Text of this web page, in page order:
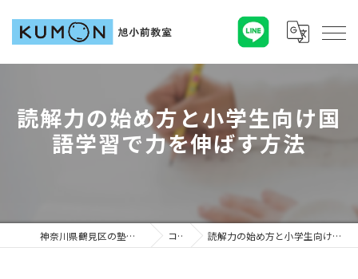
読解力の始め方と小学生向け国
語学習で力を伸ばす方法
神奈川県鶴見区の塾ならKUMON旭小前教室 コラム 読解力の始め方と小学生向け国語学習で力を伸ばす方法